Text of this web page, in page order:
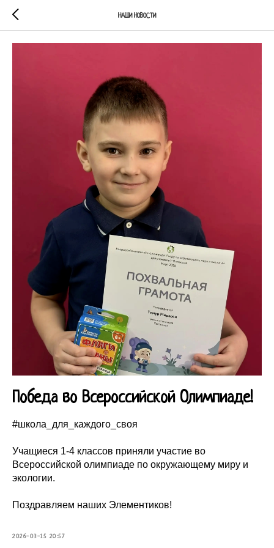
НАШИ НОВОСТИ
Победа во Всероссийской Олимпиаде!
#школа_для_каждого_своя
Учащиеся 1-4 классов приняли участие во
Всероссийской олимпиаде по окружающему миру и
экологии.
Поздравляем наших Элементиков!
2026-03-15 20:57